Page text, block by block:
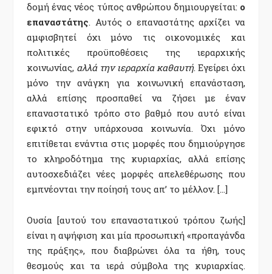
δομή ένας νέος τύπος ανθρώπου δημιουργείται: ο
επαναστάτης. Αυτός ο επαναστάτης αρχίζει να
αμφισβητεί όχι μόνο τις οικονομικές και
πολιτικές προϋποθέσεις της ιεραρχικής
κοινωνίας, αλλά την ιεραρχία καθαυτή. Εγείρει όχι
μόνο την ανάγκη για κοινωνική επανάσταση,
αλλά επίσης προσπαθεί να ζήσει με έναν
επαναστατικό τρόπο στο βαθμό που αυτό είναι
εφικτό στην υπάρχουσα κοινωνία. Όχι μόνο
επιτίθεται ενάντια στις μορφές που δημιούργησε
το κληροδότημα της κυριαρχίας, αλλά επίσης
αυτοσχεδιάζει νέες μορφές απελεθέρωσης που
εμπνέονται την ποίησή τους απ’ το μέλλον. […]
Ουσία [αυτού του επαναστατικού τρόπου ζωής]
είναι η αψήφιση και μία προσωπική «προπαγάνδα
της πράξης», που διαβρώνει όλα τα ήθη, τους
θεσμούς και τα ιερά σύμβολα της κυριαρχίας.